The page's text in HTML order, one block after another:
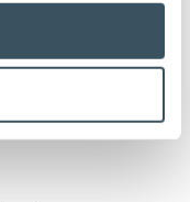
(osa 2)